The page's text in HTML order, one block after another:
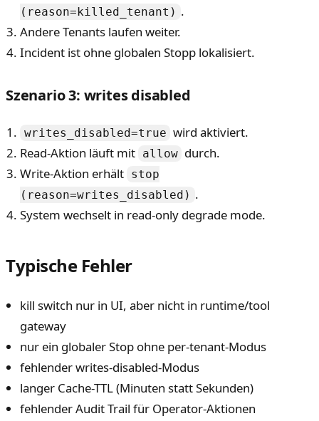
(reason=killed_tenant) .
Andere Tenants laufen weiter.
Incident ist ohne globalen Stopp lokalisiert.
Szenario 3: writes disabled
writes_disabled=true wird aktiviert.
Read-Aktion läuft mit allow durch.
Write-Aktion erhält stop
(reason=writes_disabled) .
System wechselt in read-only degrade mode.
Typische Fehler
kill switch nur in UI, aber nicht in runtime/tool
gateway
nur ein globaler Stop ohne per-tenant-Modus
fehlender writes-disabled-Modus
langer Cache-TTL (Minuten statt Sekunden)
fehlender Audit Trail für Operator-Aktionen